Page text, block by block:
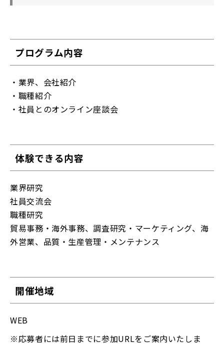
プログラム内容
・業界、会社紹介
・職種紹介
・社員とのオンライン座談会
体験できる内容
業界研究
社員交流会
職種研究
貿易事務・海外事務、調査研究・マーケティング、海
外営業、品質・生産管理・メンテナンス
開催地域
WEB
※応募者には前日までに参加URLをご案内いたしま